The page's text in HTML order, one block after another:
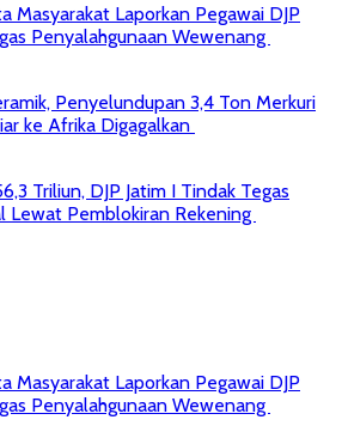
Masyarakat Laporkan Pegawai DJP
Penyalahgunaan Wewenang
Penyelundupan 3,4 Ton Merkuri
ke Afrika Digagalkan
Triliun, DJP Jatim I Tindak Tegas
Lewat Pemblokiran Rekening
Masyarakat Laporkan Pegawai DJP
Penyalahgunaan Wewenang